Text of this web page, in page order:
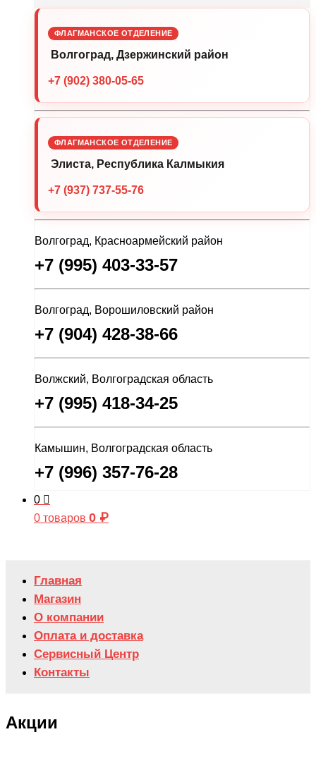
ФЛАГМАНСКОЕ ОТДЕЛЕНИЕ
Волгоград, Дзержинский район
+7 (902) 380-05-65
ФЛАГМАНСКОЕ ОТДЕЛЕНИЕ
Элиста, Республика Калмыкия
+7 (937) 737-55-76
Волгоград, Красноармейский район
+7 (995) 403-33-57
Волгоград, Ворошиловский район
+7 (904) 428-38-66
Волжский, Волгоградская область
+7 (995) 418-34-25
Камышин, Волгоградская область
+7 (996) 357-76-28
0
0 товаров 0 ₽
Главная
Магазин
О компании
Оплата и доставка
Сервисный Центр
Контакты
Акции